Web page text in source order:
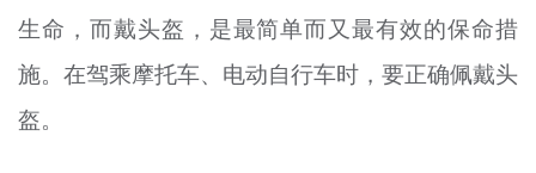
生命，而戴头盔，是最简单而又最有效的保命措
施。在驾乘摩托车、电动自行车时，要正确佩戴头
盔。